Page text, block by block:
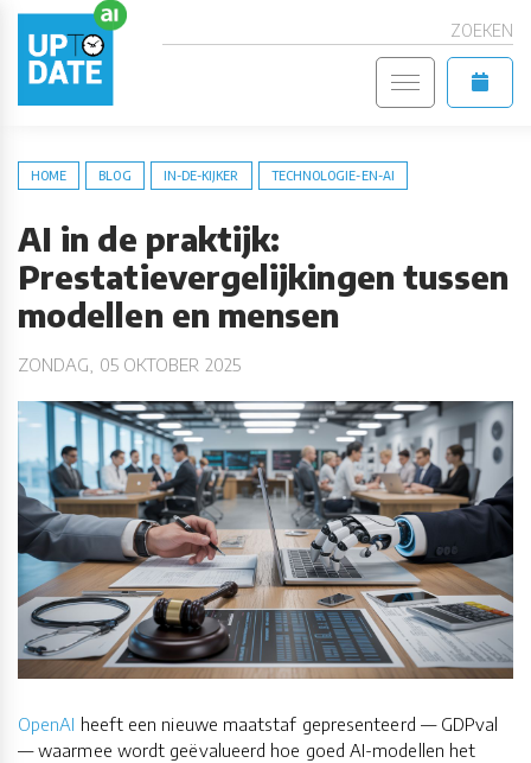
ZOEKEN
HOME BLOG IN-DE-KIJKER TECHNOLOGIE-EN-AI
AI in de praktijk:
Prestatievergelijkingen tussen
modellen en mensen
ZONDAG, 05 OKTOBER 2025
OpenAI heeft een nieuwe maatstaf gepresenteerd — GDPval
— waarmee wordt geëvalueerd hoe goed AI-modellen het